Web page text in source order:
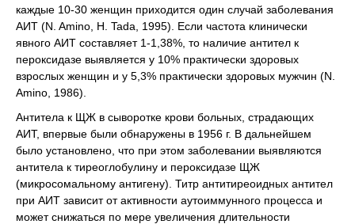
каждые 10-30 женщин приходится один случай заболевания
АИТ (N. Amino, H. Tada, 1995). Если частота клинически
явного АИТ составляет 1-1,38%, то наличие антител к
пероксидазе выявляется у 10% практически здоровых
взрослых женщин и у 5,3% практически здоровых мужчин (N.
Amino, 1986).
Антитела к ЩЖ в сыворотке крови больных, страдающих
АИТ, впервые были обнаружены в 1956 г. В дальнейшем
было установлено, что при этом заболевании выявляются
антитела к тиреоглобулину и пероксидазе ЩЖ
(микросомальному антигену). Титр антитиреоидных антител
при АИТ зависит от активности аутоиммунного процесса и
может снижаться по мере увеличения длительности